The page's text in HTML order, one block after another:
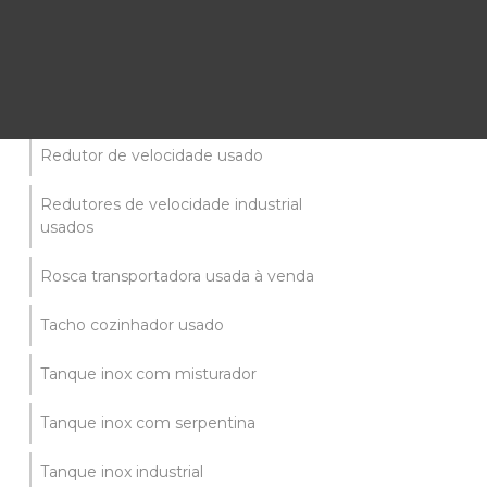
Redutor de velocidade usado
Redutores de velocidade industrial
usados
Rosca transportadora usada à venda
Tacho cozinhador usado
Tanque inox com misturador
Tanque inox com serpentina
Tanque inox industrial